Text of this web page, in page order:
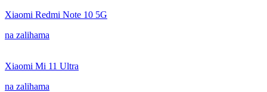
Xiaomi Redmi Note 10 5G
na zalihama
Xiaomi Mi 11 Ultra
na zalihama